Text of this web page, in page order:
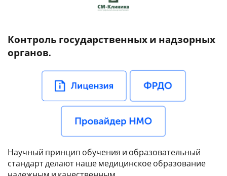
Контроль государственных и надзорных
органов.
Научный принцип обучения и образовательный
стандарт делают наше медицинское образование